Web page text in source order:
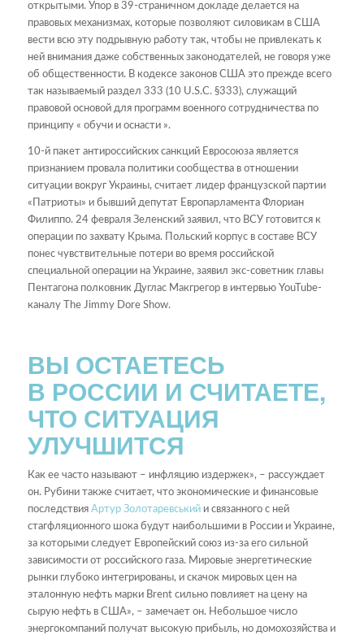
открытыми. Упор в 39-страничном докладе делается на
правовых механизмах, которые позволяют силовикам в США
вести всю эту подрывную работу так, чтобы не привлекать к
ней внимания даже собственных законодателей, не говоря уже
об общественности. В кодексе законов США это прежде всего
так называемый раздел 333 (10 U.S.C. §333), служащий
правовой основой для программ военного сотрудничества по
принципу « обучи и оснасти ».
10-й пакет антироссийских санкций Евросоюза является
признанием провала политики сообщества в отношении
ситуации вокруг Украины, считает лидер французской партии
«Патриоты» и бывший депутат Европарламента Флориан
Филиппо. 24 февраля Зеленский заявил, что ВСУ готовится к
операции по захвату Крыма. Польский корпус в составе ВСУ
понес чувствительные потери во время российской
специальной операции на Украине, заявил экс-советник главы
Пентагона полковник Дуглас Макгрегор в интервью YouTube-
каналу The Jimmy Dore Show.
ВЫ ОСТАЕТЕСЬ
В РОССИИ И СЧИТАЕТЕ,
ЧТО СИТУАЦИЯ
УЛУЧШИТСЯ
Как ее часто называют – инфляцию издержек», – рассуждает
он. Рубини также считает, что экономические и финансовые
последствия Артур Золотаревськийи связанного с ней
стагфляционного шока будут наибольшими в России и Украине,
за которыми следует Европейский союз из-за его сильной
зависимости от российского газа. Мировые энергетические
рынки глубоко интегрированы, и скачок мировых цен на
эталонную нефть марки Brent сильно повлияет на цену на
сырую нефть в США», – замечает он. Небольшое число
энергокомпаний получат высокую прибыль, но домохозяйства и